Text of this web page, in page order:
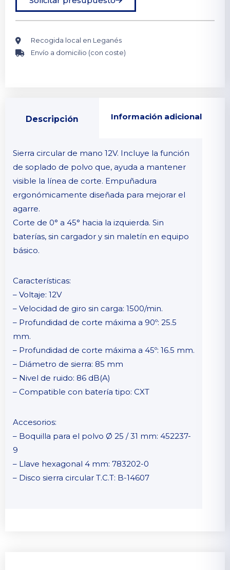
Recogida local en Leganés
Envío a domicilio (con coste)
Descripción Información adicional
Sierra circular de mano 12V. Incluye la función
de soplado de polvo que, ayuda a mantener
visible la línea de corte. Empuñadura
ergonómicamente diseñada para mejorar el
agarre.
Corte de 0° a 45° hacia la izquierda. Sin
baterías, sin cargador y sin maletín en equipo
básico.
Características:
– Voltaje: 12V
– Velocidad de giro sin carga: 1500/min.
– Profundidad de corte máxima a 90º: 25.5
mm.
– Profundidad de corte máxima a 45º: 16.5 mm.
– Diámetro de sierra: 85 mm
– Nivel de ruido: 86 dB(A)
– Compatible con batería tipo: CXT
Accesorios:
– Boquilla para el polvo Ø 25 / 31 mm: 452237-
9
– Llave hexagonal 4 mm: 783202-0
– Disco sierra circular T.C.T: B-14607